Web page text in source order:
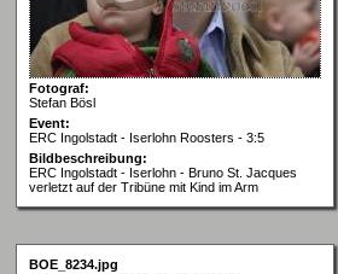
Fotograf:
Stefan Bösl
Event:
ERC Ingolstadt - Iserlohn Roosters - 3:5
Bildbeschreibung:
ERC Ingolstadt - Iserlohn - Bruno St. Jacques
verletzt auf der Tribüne mit Kind im Arm
BOE_8234.jpg